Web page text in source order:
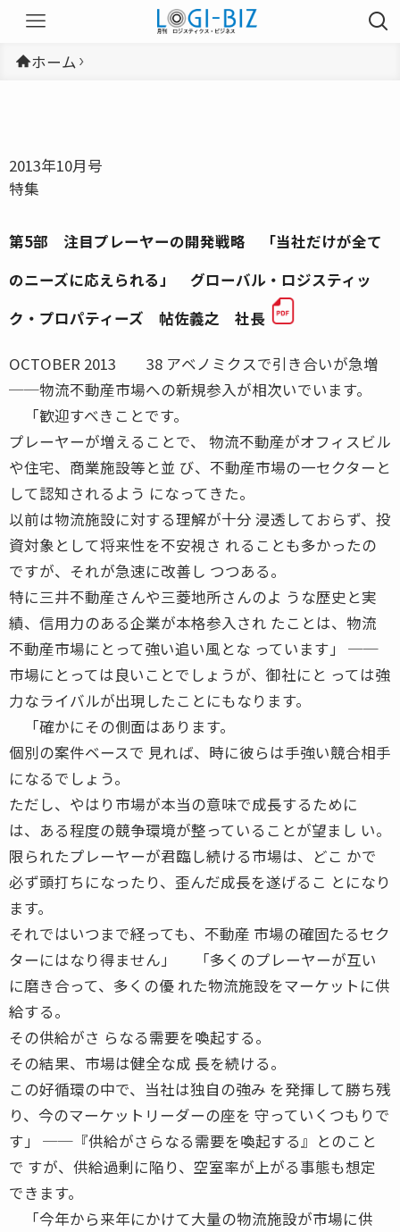
ホーム
2013年10月号
特集
第5部 注目プレーヤーの開発戦略 「当社だけが全て
のニーズに応えられる」 グローバル・ロジスティッ
ク・プロパティーズ 帖佐義之 社長
OCTOBER 2013 38 アベノミクスで引き合いが急増
──物流不動産市場への新規参入が相次いでいます。
「歓迎すべきことです。
プレーヤーが増えることで、 物流不動産がオフィスビル
や住宅、商業施設等と並 び、不動産市場の一セクターと
して認知されるよう になってきた。
以前は物流施設に対する理解が十分 浸透しておらず、投
資対象として将来性を不安視さ れることも多かったの
ですが、それが急速に改善し つつある。
特に三井不動産さんや三菱地所さんのよ うな歴史と実
績、信用力のある企業が本格参入され たことは、物流
不動産市場にとって強い追い風とな っています」 ──
市場にとっては良いことでしょうが、御社にと っては強
力なライバルが出現したことにもなります。
「確かにその側面はあります。
個別の案件ベースで 見れば、時に彼らは手強い競合相手
になるでしょう。
ただし、やはり市場が本当の意味で成長するために
は、ある程度の競争環境が整っていることが望まし い。
限られたプレーヤーが君臨し続ける市場は、どこ かで
必ず頭打ちになったり、歪んだ成長を遂げるこ とになり
ます。
それではいつまで経っても、不動産 市場の確固たるセク
ターにはなり得ません」 「多くのプレーヤーが互い
に磨き合って、多くの優 れた物流施設をマーケットに供
給する。
その供給がさ らなる需要を喚起する。
その結果、市場は健全な成 長を続ける。
この好循環の中で、当社は独自の強み を発揮して勝ち残
り、今のマーケットリーダーの座を 守っていくつもりで
す」 ──『供給がさらなる需要を喚起する』とのこと
で すが、供給過剰に陥り、空室率が上がる事態も想定
できます。
「今年から来年にかけて大量の物流施設が市場に供